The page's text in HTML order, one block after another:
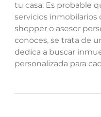
tu casa: Es probable
servicios inmobilarios
shopper o asesor
conoces, se trata de
dedica a buscar
personalizada para